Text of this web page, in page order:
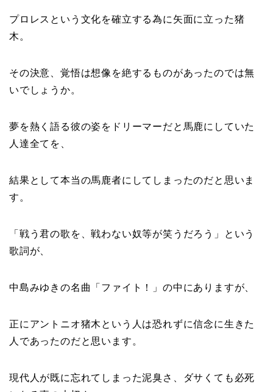
プロレスという文化を確立する為に矢面に立った猪
木。
その決意、覚悟は想像を絶するものがあったのでは無
いでしょうか。
夢を熱く語る彼の姿をドリーマーだと馬鹿にしていた
人達全てを、
結果として本当の馬鹿者にしてしまったのだと思いま
す。
「戦う君の歌を、戦わない奴等が笑うだろう」という
歌詞が、
中島みゆきの名曲「ファイト！」の中にありますが、
正にアントニオ猪木という人は恐れずに信念に生きた
人であったのだと思います。
現代人が既に忘れてしまった泥臭さ、ダサくても必死